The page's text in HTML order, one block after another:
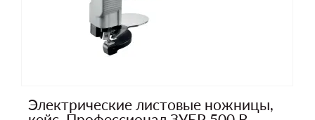
Электрические листовые ножницы,